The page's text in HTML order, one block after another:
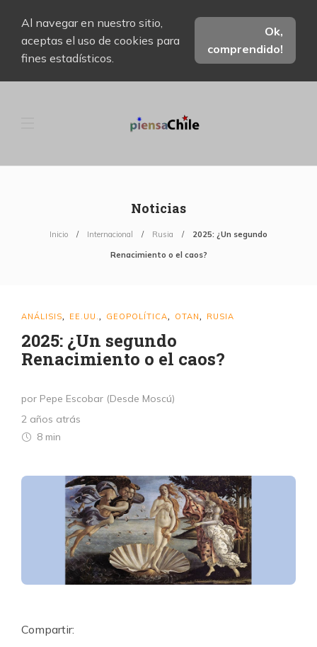
Al navegar en nuestro sitio,
aceptas el uso de cookies para
fines estadísticos.
Ok,
comprendido!
Noticias
Inicio Internacional Rusia 2025: ¿Un segundo
Renacimiento o el caos?
ANÁLISIS EE.UU. GEOPOLÍTICA OTAN RUSIA
2025: ¿Un segundo
Renacimiento o el caos?
por Pepe Escobar (Desde Moscú)
2 años atrás
8 min
Compartir: